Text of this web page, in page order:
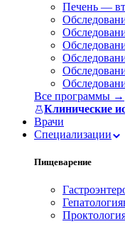
Печень —
Все программы →
Клинические
Врачи
Специализации
Пищеварение
Гепатология